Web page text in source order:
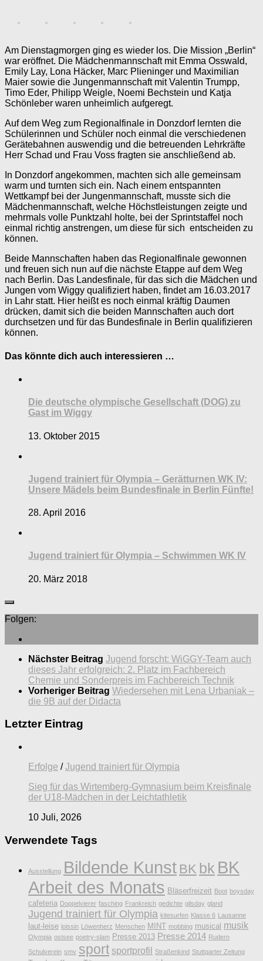
Am Dienstagmorgen ging es wieder los. Die Mission „Berlin“
war eröffnet. Die Mädchenmannschaft mit Emma Osswald,
Emily Lay, Lona Häcker, Marc Plieninger und Maximilian
Maier sowie die Jungenmannschaft mit Valentin Trumpp,
Timo Eder, Philipp Weigle, Noemi Bechstein und Katja
Schönleber waren unheimlich aufgeregt.
Auf dem Weg zum Regionalfinale in Donzdorf lernten die
Schülerinnen und Schüler noch einmal die verschiedenen
Gerätebahnen auswendig und die betreuenden Lehrkräfte
Herr Schad und Frau Voss fragten sie anschließend ab.
In Donzdorf angekommen, machten sich alle gemeinsam
warm und turnten sich ein. Nach einem entspannten
Wettkampf bei der Jungenmannschaft, musste sich die
Mädchenmannschaft, welche Höchstleistungen zeigte und
mehrmals volle Punktzahl holte, bei der Sprintstaffel noch
einmal richtig anstrengen, um diese für sich entscheiden zu
können.
Beide Mannschaften haben das Regionalfinale gewonnen
und freuen sich nun auf die nächste Etappe auf dem Weg
nach Berlin. Das Landesfinale, für das sich die Mädchen und
Jungen vom Wiggy qualifiziert haben, findet am 16.03.2017
in Lahr statt. Hier heißt es noch einmal kräftig Daumen
drücken, damit sich die beiden Mannschaften auch dort
durchsetzen und für das Bundesfinale in Berlin qualifizieren
können.
Das könnte dich auch interessieren …
Die deutsche olympische Gesellschaft (DOG) zu
Gast im Wiggy
13. Oktober 2015
Jugend trainiert für Olympia – Gerätturnen WK IV:
Unsere Mädels beim Bundesfinale in Berlin Fünfte!
28. April 2016
Jugend trainiert für Olympia – Schwimmen WK IV
20. März 2018
Folgen:
Nächster Beitrag Jugend forscht: WiGGY-Team auch
dieses Jahr erfolgreich: 2. Platz im Fachbereich
Chemie und Sonderpreis im Fachbereich Technik
Vorheriger Beitrag Wiedersehen mit Lena Urbaniak –
die 9B auf der Didacta
Letzter Eintrag
Erfolge /Jugend trainiert für Olympia
Sieg für das Wirtemberg-Gymnasium beim Kreisfinale
der U18-Mädchen in der Leichtathletik
10 Juli, 2026
Verwendete Tags
Ausstellung Bildende Kunst BK bk BK
Arbeit des Monats Bläserfreizeit Boot boysday
cafeteria Doppelvierer fasching Frankreich gedichte gilsday gland
Jugend trainiert für Olympia kitesurfen Klasse 6 Lausanne
laut-leise loissin Löwenherz Menschen MINT mobbing musical musik
Olympia ostsee poetry-slam Presse 2013 Presse 2014 Rudern
Schulverein smv sport sportprofil Straßenkind Stuttgarter Zeitung